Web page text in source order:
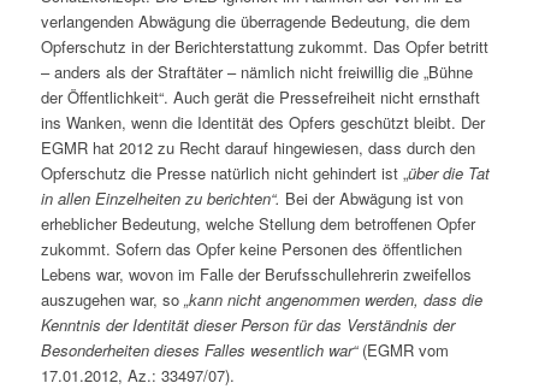
verlangenden Abwägung die überragende Bedeutung, die dem
Opferschutz in der Berichterstattung zukommt. Das Opfer betritt
– anders als der Straftäter – nämlich nicht freiwillig die „Bühne
der Öffentlichkeit“. Auch gerät die Pressefreiheit nicht ernsthaft
ins Wanken, wenn die Identität des Opfers geschützt bleibt. Der
EGMR hat 2012 zu Recht darauf hingewiesen, dass durch den
Opferschutz die Presse natürlich nicht gehindert ist „über die Tat
in allen Einzelheiten zu berichten“. Bei der Abwägung ist von
erheblicher Bedeutung, welche Stellung dem betroffenen Opfer
zukommt. Sofern das Opfer keine Personen des öffentlichen
Lebens war, wovon im Falle der Berufsschullehrerin zweifellos
auszugehen war, so„kann nicht angenommen werden, dass die
Kenntnis der Identität dieser Person für das Verständnis der
Besonderheiten dieses Falles wesentlich war“ (EGMR vom
17.01.2012, Az.: 33497/07).